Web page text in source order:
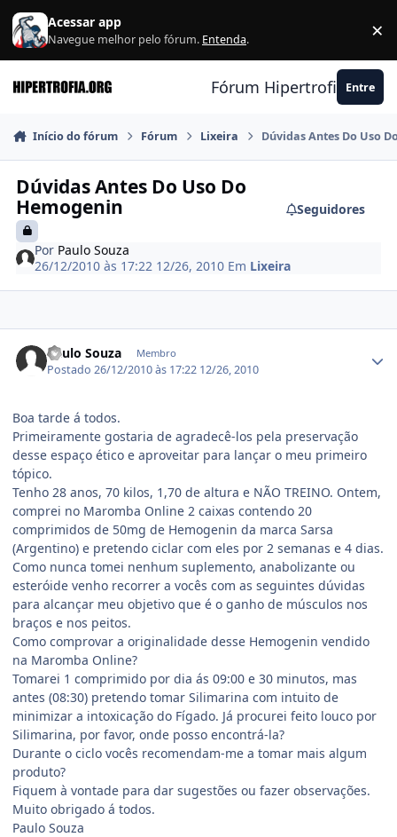
Ir para conteúdo
Acessar app
Navegue melhor pelo fórum. Entenda. ×
Fórum Hipertrofia.org
Entre
Início do fórum Fórum Lixeira Dúvidas Antes Do Uso
Dúvidas Antes Do Uso Do
Hemogenin
Seguidores
Por Paulo Souza
26/12/2010 às 17:22 12/26, 2010 Em Lixeira
Paulo Souza Membro
Postado26/12/2010 às 17:22 12/26, 2010
Boa tarde á todos.
Primeiramente gostaria de agradecê-los pela preservação
desse espaço ético e aproveitar para lançar o meu primeiro
tópico.
Tenho 28 anos, 70 kilos, 1,70 de altura e NÃO TREINO. Ontem,
comprei no Maromba Online 2 caixas contendo 20
comprimidos de 50mg de Hemogenin da marca Sarsa
(Argentino) e pretendo ciclar com eles por 2 semanas e 4 dias.
Como nunca tomei nenhum suplemento, anabolizante ou
esteróide venho recorrer a vocês com as seguintes dúvidas
para alcançar meu objetivo que é o ganho de músculos nos
braços e nos peitos.
Como comprovar a originalidade desse Hemogenin vendido
na Maromba Online?
Tomarei 1 comprimido por dia ás 09:00 e 30 minutos, mas
antes (08:30) pretendo tomar Silimarina com intuito de
minimizar a intoxicação do Fígado. Já procurei feito louco por
Silimarina, por favor, onde posso encontrá-la?
Durante o ciclo vocês recomendam-me a tomar mais algum
produto?
Fiquem à vontade para dar sugestões ou fazer observações.
Muito obrigado á todos.
Paulo Souza